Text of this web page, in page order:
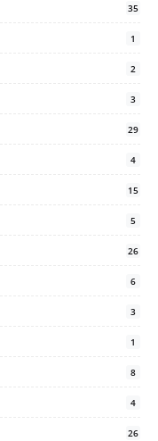
35
1
2
3
29
4
15
5
26
6
3
1
8
4
26